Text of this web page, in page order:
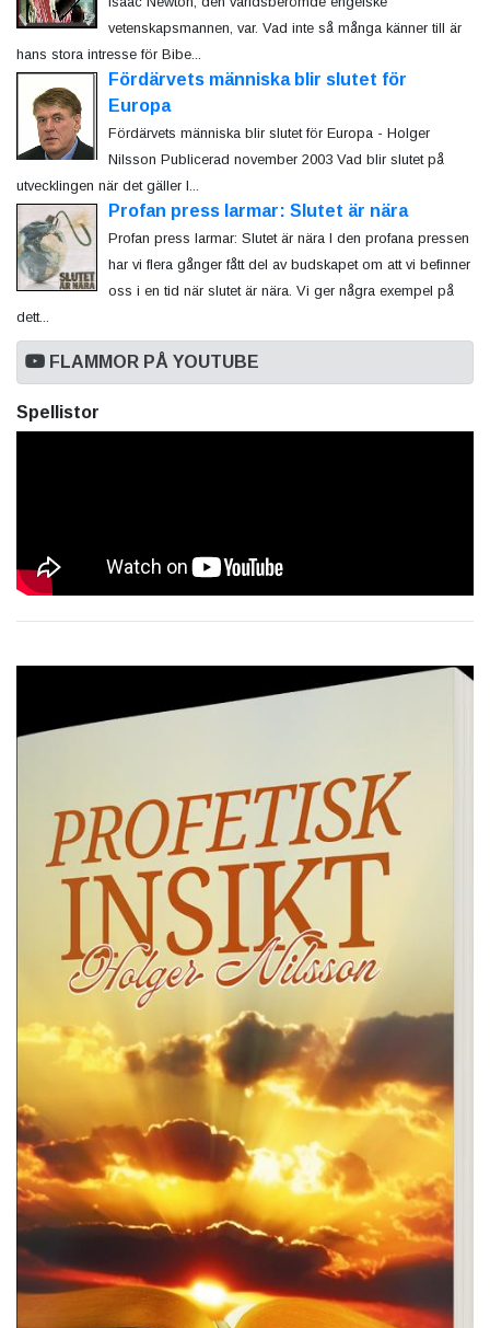
vetenskapsmannen, var. Vad inte så många känner till är
hans stora intresse för Bibe...
Fördärvets människa blir slutet för
Europa
Fördärvets människa blir slutet för Europa - Holger
Nilsson Publicerad november 2003 Vad blir slutet på
utvecklingen när det gäller l...
Profan press larmar: Slutet är nära
Profan press larmar: Slutet är nära I den profana pressen
har vi flera gånger fått del av budskapet om att vi befinner
oss i en tid när slutet är nära. Vi ger några exempel på
dett...
FLAMMOR PÅ YOUTUBE
Spellistor